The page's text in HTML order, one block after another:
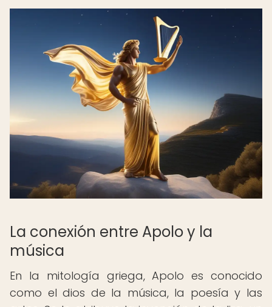
La conexión entre Apolo y la
música
En la mitología griega, Apolo es conocido
como el dios de la música, la poesía y las